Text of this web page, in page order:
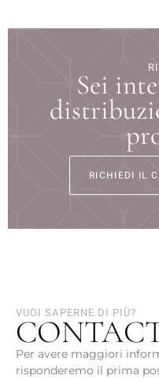
Sei
RICHIEDI IL
VUOI SAPERNE DI PIÙ?
Per avere maggiori
risponderemo il prima